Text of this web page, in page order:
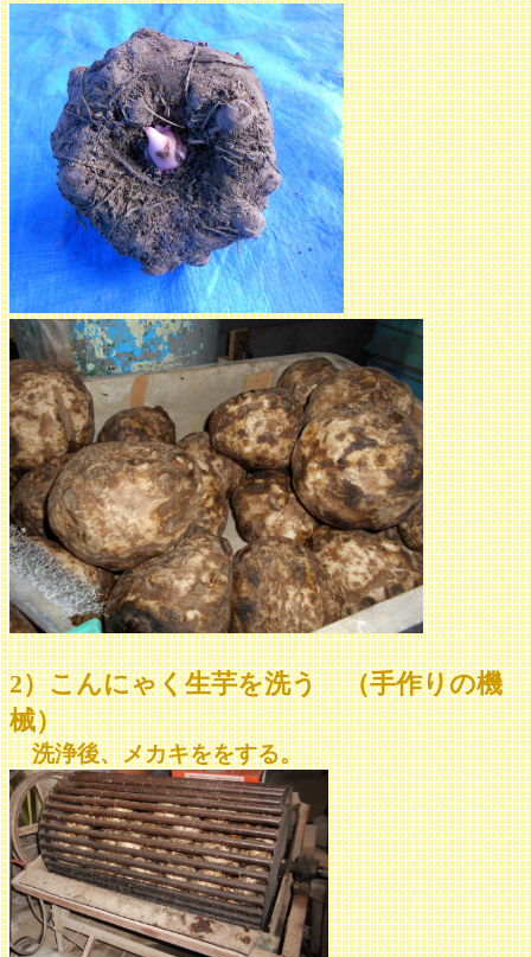
2）こんにゃく生芋を洗う （手作りの機
械）
洗浄後、メカキををする。